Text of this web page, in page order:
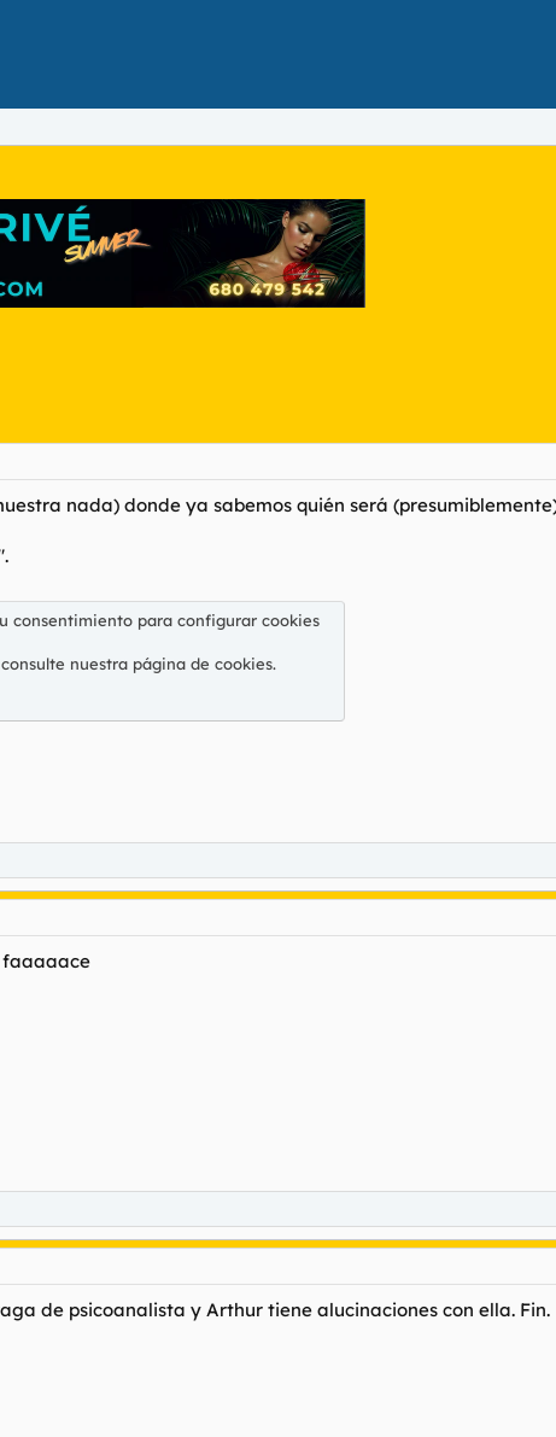
nada) donde ya sabemos quién será
consentimiento para configurar cookies
nuestra página de cookies.
faaaaace
de psicoanalista y Arthur tiene alucinaciones con ella. Fin.